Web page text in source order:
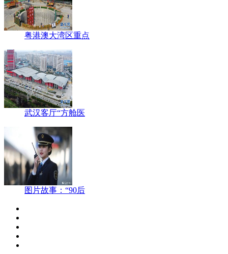
粤港澳大湾区重点
武汉客厅“方舱医
图片故事：“90后